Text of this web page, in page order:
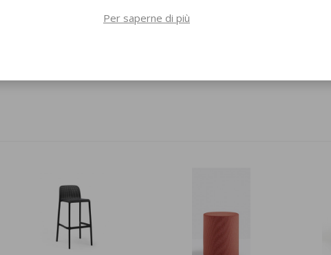
Per saperne di più